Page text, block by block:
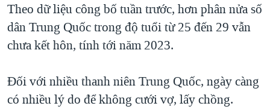
QUAN HỆ VIỆT MỸ
Theo dữ liệu công bố tuần trước, hơn phân nửa số
dân Trung Quốc trong độ tuổi từ 25 đến 29 vẫn
chưa kết hôn, tính tới năm 2023.
Đối với nhiều thanh niên Trung Quốc, ngày càng
có nhiều lý do để không cưới vợ, lấy chồng.